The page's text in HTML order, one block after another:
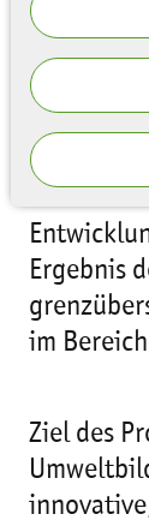
Das
und des
Ergebnis
im
Ziel des